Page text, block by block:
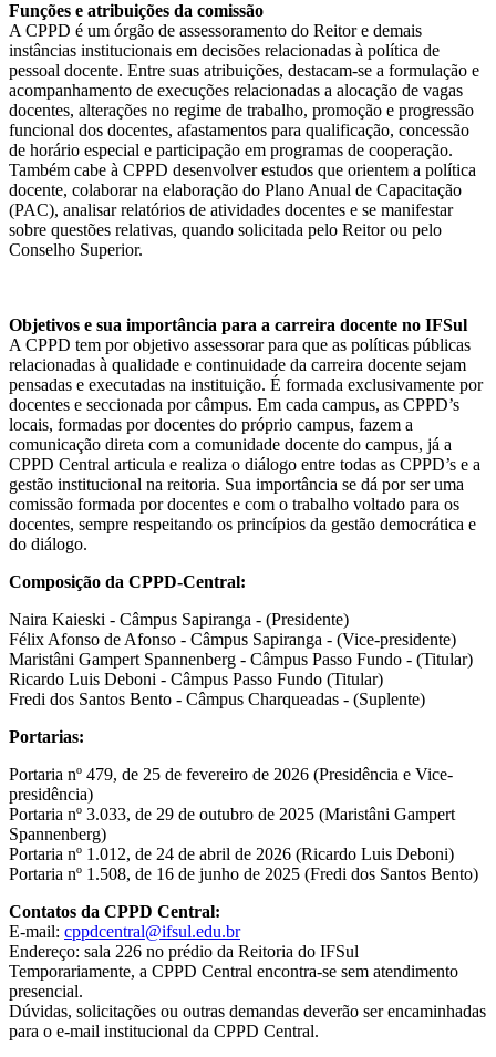
Funções e atribuições da comissão
A CPPD é um órgão de assessoramento do Reitor e demais
instâncias institucionais em decisões relacionadas à política de
pessoal docente. Entre suas atribuições, destacam-se a formulação e
acompanhamento de execuções relacionadas a alocação de vagas
docentes, alterações no regime de trabalho, promoção e progressão
funcional dos docentes, afastamentos para qualificação, concessão
de horário especial e participação em programas de cooperação.
Também cabe à CPPD desenvolver estudos que orientem a política
docente, colaborar na elaboração do Plano Anual de Capacitação
(PAC), analisar relatórios de atividades docentes e se manifestar
sobre questões relativas, quando solicitada pelo Reitor ou pelo
Conselho Superior.
Objetivos e sua importância para a carreira docente no IFSul
A CPPD tem por objetivo assessorar para que as políticas públicas
relacionadas à qualidade e continuidade da carreira docente sejam
pensadas e executadas na instituição. É formada exclusivamente por
docentes e seccionada por câmpus. Em cada campus, as CPPD’s
locais, formadas por docentes do próprio campus, fazem a
comunicação direta com a comunidade docente do campus, já a
CPPD Central articula e realiza o diálogo entre todas as CPPD’s e a
gestão institucional na reitoria. Sua importância se dá por ser uma
comissão formada por docentes e com o trabalho voltado para os
docentes, sempre respeitando os princípios da gestão democrática e
do diálogo.
Composição da CPPD-Central:
Naira Kaieski - Câmpus Sapiranga - (Presidente)
Félix Afonso de Afonso - Câmpus Sapiranga - (Vice-presidente)
Maristâni Gampert Spannenberg - Câmpus Passo Fundo - (Titular)
Ricardo Luis Deboni - Câmpus Passo Fundo (Titular)
Fredi dos Santos Bento - Câmpus Charqueadas - (Suplente)
Portarias:
Portaria nº 479, de 25 de fevereiro de 2026 (Presidência e Vice-
presidência)
Portaria nº 3.033, de 29 de outubro de 2025 (Maristâni Gampert
Spannenberg)
Portaria nº 1.012, de 24 de abril de 2026 (Ricardo Luis Deboni)
Portaria nº 1.508, de 16 de junho de 2025 (Fredi dos Santos Bento)
Contatos da CPPD Central:
E-mail: cppdcentral@ifsul.edu.br
Endereço: sala 226 no prédio da Reitoria do IFSul
Temporariamente, a CPPD Central encontra-se sem atendimento
presencial.
Dúvidas, solicitações ou outras demandas deverão ser encaminhadas
para o e-mail institucional da CPPD Central.